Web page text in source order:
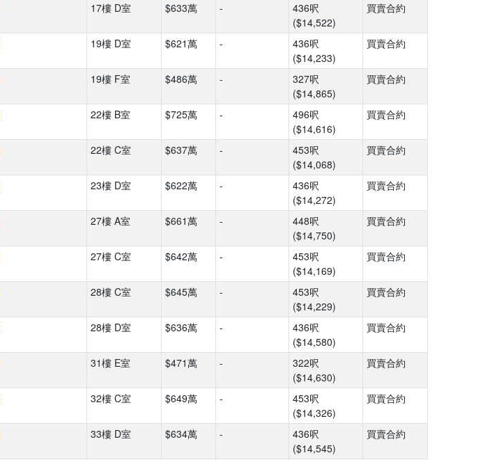
17樓 D室 $633萬 -
436呎
($14,522)
買賣合約
19樓 D室 $621萬 -
436呎
($14,233)
買賣合約
19樓 F室 $486萬 -
327呎
($14,865)
買賣合約
22樓 B室 $725萬 -
496呎
($14,616)
買賣合約
22樓 C室 $637萬 -
453呎
($14,068)
買賣合約
23樓 D室 $622萬 -
436呎
($14,272)
買賣合約
27樓 A室 $661萬 -
448呎
($14,750)
買賣合約
27樓 C室 $642萬 -
453呎
($14,169)
買賣合約
28樓 C室 $645萬 -
453呎
($14,229)
買賣合約
28樓 D室 $636萬 -
436呎
($14,580)
買賣合約
31樓 E室 $471萬 -
322呎
($14,630)
買賣合約
32樓 C室 $649萬 -
453呎
($14,326)
買賣合約
33樓 D室 $634萬 -
436呎
($14,545)
買賣合約